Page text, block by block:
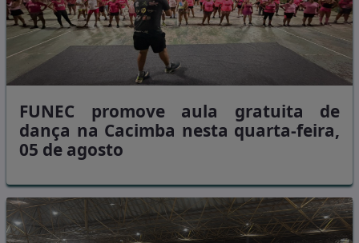
FUNEC promove aula gratuita de
dança na Cacimba nesta quarta-feira,
05 de agosto